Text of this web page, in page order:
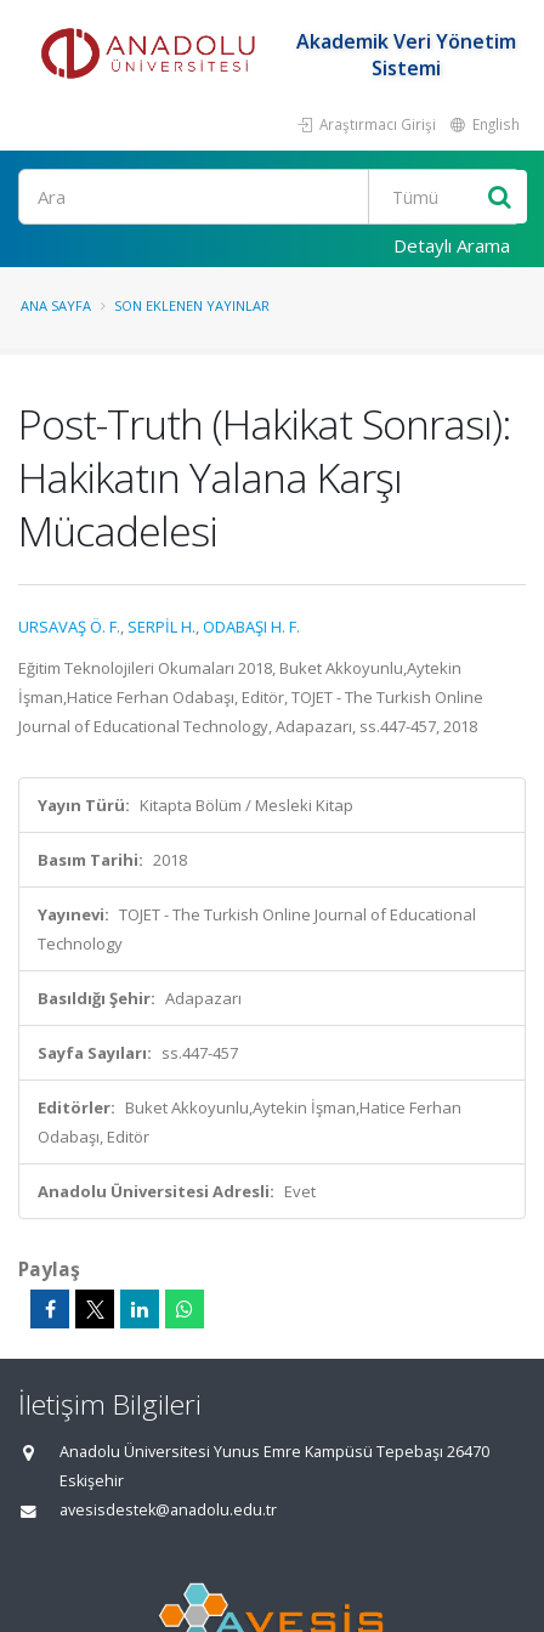
Akademik Veri Yönetim
Sistemi
Araştırmacı Girişi English
Ara
Detaylı Arama
ANA SAYFA SON EKLENEN YAYINLAR
Post-Truth (Hakikat Sonrası):
Hakikatın Yalana Karşı
Mücadelesi
URSAVAŞ Ö. F., SERPİL H.,ODABAŞI H. F.
Eğitim Teknolojileri Okumaları 2018, Buket Akkoyunlu,Aytekin
İşman,Hatice Ferhan Odabaşı, Editör, TOJET - The Turkish Online
Journal of Educational Technology, Adapazarı, ss.447-457, 2018
Yayın Türü: Kitapta Bölüm / Mesleki Kitap
Basım Tarihi: 2018
Yayınevi: TOJET - The Turkish Online Journal of Educational
Technology
Basıldığı Şehir: Adapazarı
Sayfa Sayıları: ss.447-457
Editörler: Buket Akkoyunlu,Aytekin İşman,Hatice Ferhan
Odabaşı, Editör
Anadolu Üniversitesi Adresli: Evet
Paylaş
İletişim Bilgileri
Anadolu Üniversitesi Yunus Emre Kampüsü Tepebaşı 26470
Eskişehir
avesisdestek@anadolu.edu.tr